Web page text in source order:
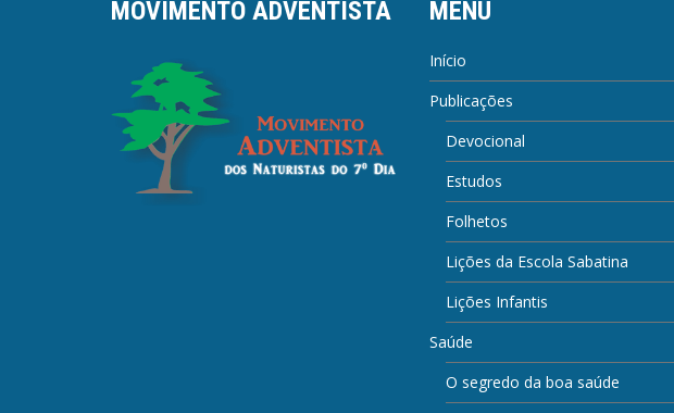
MOVIMENTO ADVENTISTA MENU
Início
Publicações
Devocional
Estudos
Folhetos
Lições da Escola Sabatina
Lições Infantis
Saúde
O segredo da boa saúde